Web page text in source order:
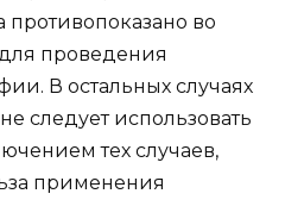
противопоказано во
проведения
В остальных случаях
следует использовать
тех случаев,
применения